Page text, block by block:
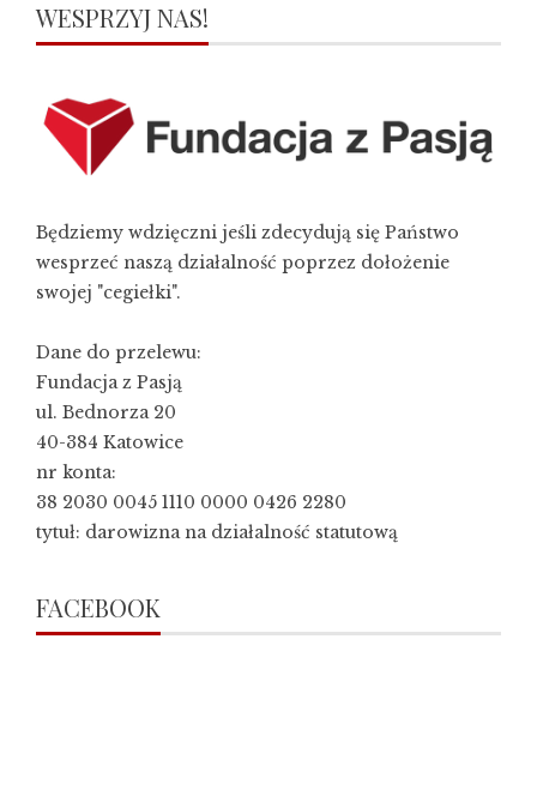
WESPRZYJ NAS!
Będziemy wdzięczni jeśli zdecydują się Państwo
wesprzeć naszą działalność poprzez dołożenie
swojej "cegiełki".
Dane do przelewu:
Fundacja z Pasją
ul. Bednorza 20
40-384 Katowice
nr konta:
38 2030 0045 1110 0000 0426 2280
tytuł: darowizna na działalność statutową
FACEBOOK